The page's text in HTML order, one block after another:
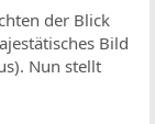
der Blick
Bild
Nun stellt